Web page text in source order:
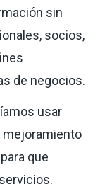
sin
socios,
de negocios.
usar
mejoramiento
que